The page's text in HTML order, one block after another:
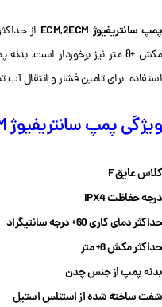
پمپ سانتریفیوژ ECM,2ECM
مکش +8 متر نیز برخوردار
استفاده برای تامین فشار و انتقال
ویژگی پمپ سانتریفیوژ Aquastrong ECM , 2ECM
کلاس عایق F
درجه حفاظت IPX4
حداکثر دمای کاری 60+ درجه سانتیگراد
حداکثر مکش 8+ متر
بدنه پمپ از جنس چدن
شفت ساخته شده از استنلس استیل